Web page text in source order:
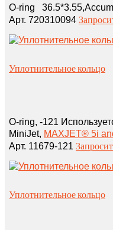
O-ring
Арт. 720310094
Уплотнительное кольцо
O‑ring, ‑121
MiniJet, MAXJET® 5i
Арт. 11679‑121
Уплотнительное кольцо